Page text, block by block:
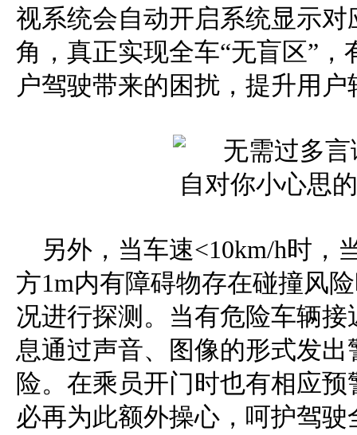
视系统会自动开启系统显示
角，真正实现全车“无盲区”
户驾驶带来的困扰，提升用
另外，当车速<10km/h时，
方1m内有障碍物存在碰撞风
况进行探测。当有危险车辆
息通过声音、图像的形式发
险。在乘员开门时也有相应
必再为此额外操心，呵护驾